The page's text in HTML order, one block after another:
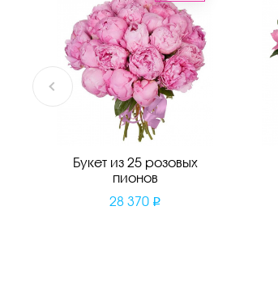
Букет из 25 розовых
пионов
28 370